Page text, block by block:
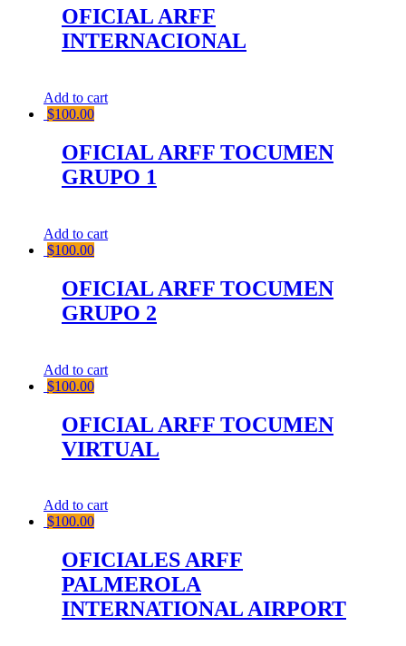
OFICIAL ARFF
INTERNACIONAL
Add to cart
$100.00
OFICIAL ARFF TOCUMEN
GRUPO 1
Add to cart
$100.00
OFICIAL ARFF TOCUMEN
GRUPO 2
Add to cart
$100.00
OFICIAL ARFF TOCUMEN
VIRTUAL
Add to cart
$100.00
OFICIALES ARFF
PALMEROLA
INTERNATIONAL AIRPORT